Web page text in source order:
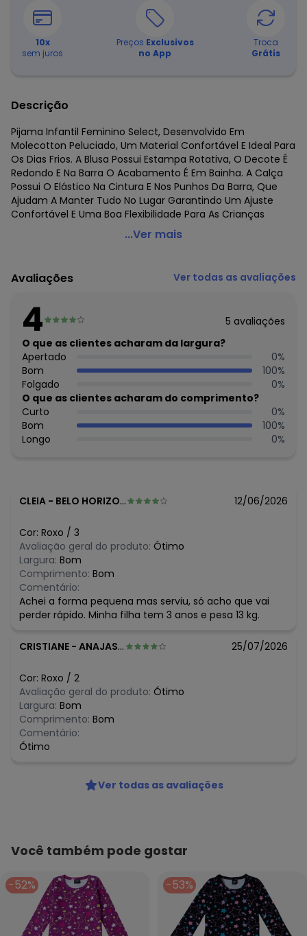
10x
sem juros
Preços Exclusivos
no App
Troca
Grátis
Descrição
Pijama Infantil Feminino Select, Desenvolvido Em
Molecotton Peluciado, Um Material Confortável E Ideal Para
Os Dias Frios. A Blusa Possui Estampa Rotativa, O Decote É
Redondo E Na Barra O Acabamento É Em Bainha. A Calça
Possui O Elástico Na Cintura E Nos Punhos Da Barra, Que
Ajudam A Manter Tudo No Lugar Garantindo Um Ajuste
Confortável E Uma Boa Flexibilidade Para As Crianças
Select - Pijama Infantil Feminino Roxo
Fornecedor: ROVITEX IND E COM DE MALHAS LTDA / CNPJ
79.233.672/0010-98
Cuidados para conservação do produto: Lavar em até
40°C - Não alvejar - Secar em temperatura baixa -
Secagem no varal a sombra - Passar em até 150°C - Não
limpar a seco
Tecido: Molecotton peluciado
Composição: Blusa peca total 95% algodao - calca peca
total 95% algodao 5% elastano - blusa peca total 5%
elastano
Histórico de preços
julho/2026 R$ 41,49
maio/2026
abril/2026
março/2026
fevereiro/2026
...Ver mais
Avaliações Ver todas as avaliações
4 5 avaliações
O que as clientes acharam da largura?
Apertado
0%
Bom
100%
Folgado
0%
O que as clientes acharam do comprimento?
Curto
0%
Bom
100%
Longo
0%
CLEIA - BELO HORIZONTE - MG 12/06/2026
Cor: Roxo / 3
Avaliação geral do produto: Ótimo
Largura: Bom
Comprimento: Bom
Comentário:
Achei a forma pequena mas serviu, só acho que vai
perder rápido. Minha filha tem 3 anos e pesa 13 kg.
CRISTIANE - ANAJAS - PA 25/07/2026
Cor: Roxo / 2
Avaliação geral do produto: Ótimo
Largura: Bom
Comprimento: Bom
Comentário:
Ótimo
Ver todas as avaliações
Você também pode gostar
-52% -53%